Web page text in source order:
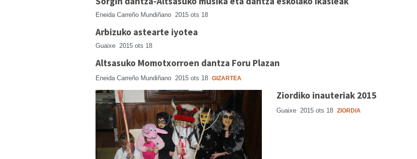
Eneida Carreño Mundiñano 2015 ots 18
Arbizuko astearte iyotea
Guaixe 2015 ots 18
Altsasuko Momotxorroen dantza Foru Plazan
Eneida Carreño Mundiñano 2015 ots 18 GIZARTEA
Ziordiko inauteriak 2015
Guaixe 2015 ots 18 ZIORDIA